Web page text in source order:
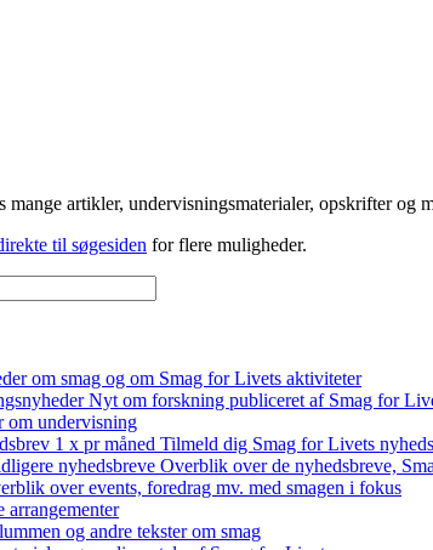
artikler, undervisningsmaterialer, opskrifter og
til søgesiden for flere muligheder.
om smag og om Smag for Livets aktiviteter
Nyt om forskning publiceret af Smag for
om undervisning
1 x pr måned Tilmeld dig Smag for Livets
nyhedsbreve Overblik over de nyhedsbreve,
over events, foredrag mv. med smagen i fokus
arrangementer
og andre tekster om smag